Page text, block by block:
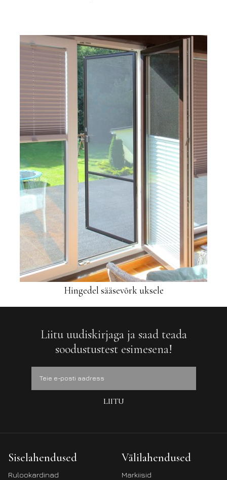
Hingedel sääsevõrk uksele
Liitu uudiskirjaga ja saad teada
soodustustest esimesena!
Siselahendused
Rulookardinad
Välilahendused
Markiisid